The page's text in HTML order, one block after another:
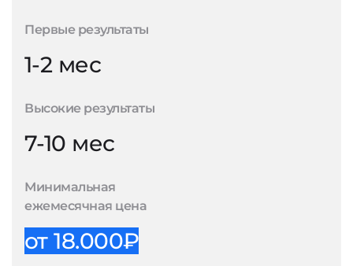
Первые результаты
1-2 мес
Высокие результаты
7-10 мес
Минимальная
ежемесячная цена
от 18.000₽